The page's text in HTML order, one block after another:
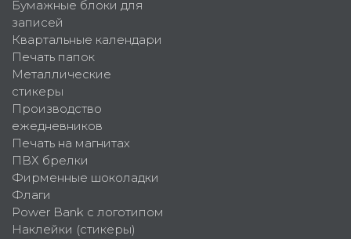
Бумажные блоки для
записей
Квартальные календари
Печать папок
Металлические
стикеры
Производство
ежедневников
Печать на магнитах
ПВХ брелки
Фирменные шоколадки
Флаги
Power Bank с логотипом
Наклейки (стикеры)